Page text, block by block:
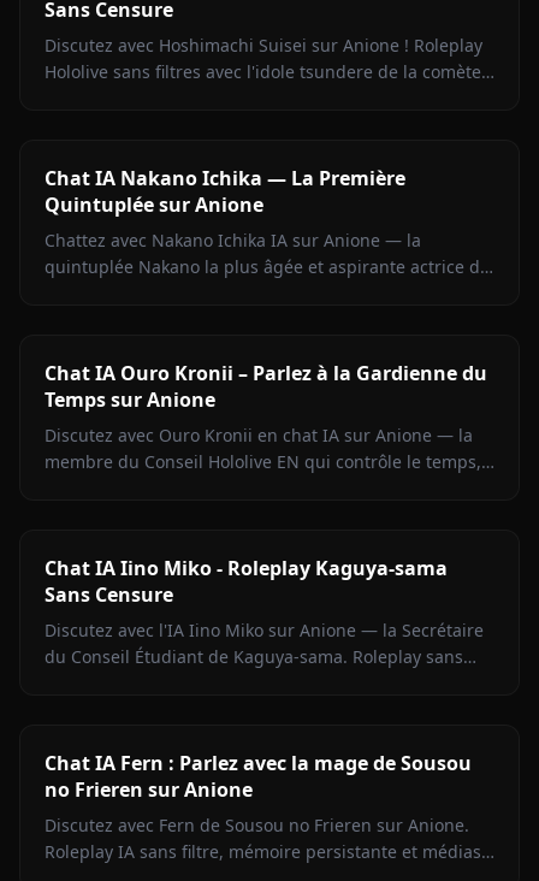
Sans Censure
Discutez avec Hoshimachi Suisei sur Anione ! Roleplay
Hololive sans filtres avec l'idole tsundere de la comète.
Chat IA Nakano Ichika — La Première
Quintuplée sur Anione
Chattez avec Nakano Ichika IA sur Anione — la
quintuplée Nakano la plus âgée et aspirante actrice de
Chat IA Ouro Kronii – Parlez à la Gardienne du
Temps sur Anione
Discutez avec Ouro Kronii en chat IA sur Anione — la
membre du Conseil Hololive EN qui contrôle le temps,
Chat IA Iino Miko - Roleplay Kaguya-sama
Sans Censure
Discutez avec l'IA Iino Miko sur Anione — la Secrétaire
du Conseil Étudiant de Kaguya-sama. Roleplay sans
Chat IA Fern : Parlez avec la mage de Sousou
no Frieren sur Anione
Discutez avec Fern de Sousou no Frieren sur Anione.
Roleplay IA sans filtre, mémoire persistante et médias